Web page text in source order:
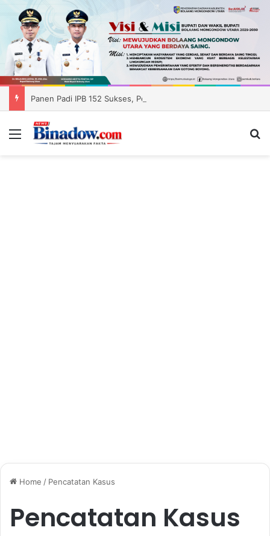
Menu
Home / Pencatatan Kasus
Pencatatan Kasus